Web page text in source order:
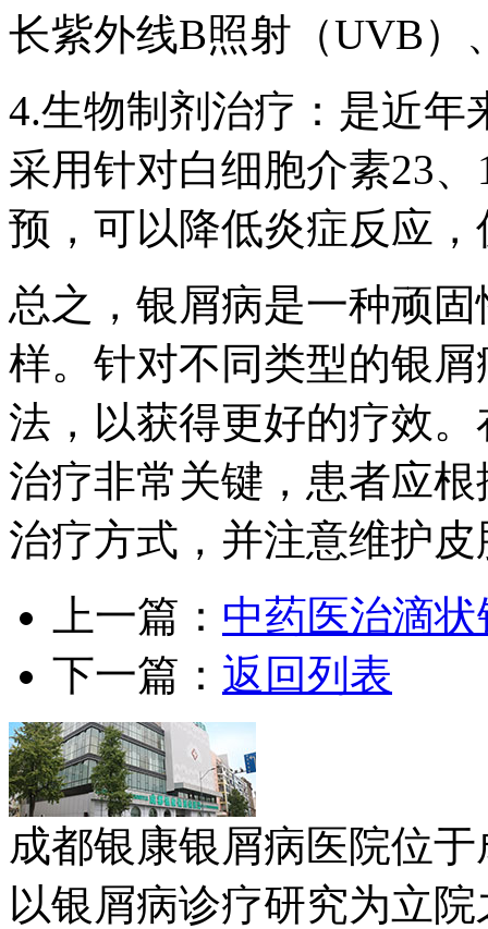
长紫外线B照射（UVB）
4.生物制剂治疗：是近年
采用针对白细胞介素23
预，可以降低炎症反应
总之，银屑病是一种顽
样。针对不同类型的银
法，以获得更好的疗效
治疗非常关键，患者应
治疗方式，并注意维护
上一篇： 中药医治滴
下一篇： 返回列表
成都银康银屑病医院位
以银屑病诊疗研究为立院